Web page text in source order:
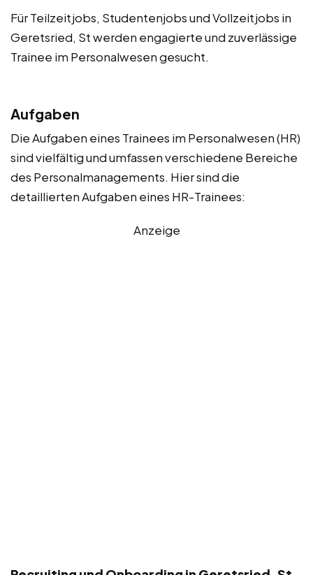
Für Teilzeitjobs, Studentenjobs und Vollzeitjobs in
Geretsried, St werden engagierte und zuverlässige
Trainee im Personalwesen gesucht.
Aufgaben
Die Aufgaben eines Trainees im Personalwesen (HR)
sind vielfältig und umfassen verschiedene Bereiche
des Personalmanagements. Hier sind die
detaillierten Aufgaben eines HR-Trainees:
Anzeige